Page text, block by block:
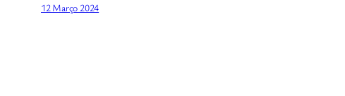
12 Março 2024